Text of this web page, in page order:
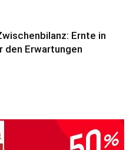
Ernte in
den Erwartungen